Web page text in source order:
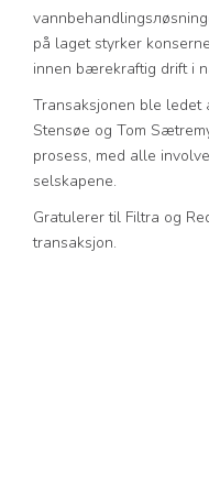
på laget styrker
innen bærekraftig drift i
Transaksjonen ble ledet
Stensøe og Tom
prosess, med alle
selskapene.
Gratulerer til Filtra og
transaksjon.